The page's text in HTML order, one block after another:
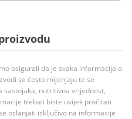
osigurali da je svaka informacija o
se često mijenjaju te se
sastojaka, nutritivna vrijednost,
trebali biste uvijek pročitati
oslanjati isključivo na informacije